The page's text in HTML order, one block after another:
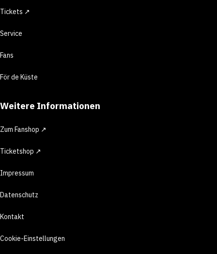
Tickets ↗
Service
Fans
För de Küste
Weitere Informationen
Zum Fanshop ↗
Ticketshop ↗
Impressum
Datenschutz
Kontakt
Cookie-Einstellungen